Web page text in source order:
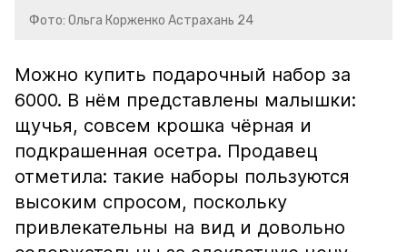
Фото: Ольга Корженко Астрахань 24
Можно купить подарочный набор за
6000. В нём представлены малышки:
щучья, совсем крошка чёрная и
подкрашенная осетра. Продавец
отметила: такие наборы пользуются
высоким спросом, поскольку
привлекательны на вид и довольно